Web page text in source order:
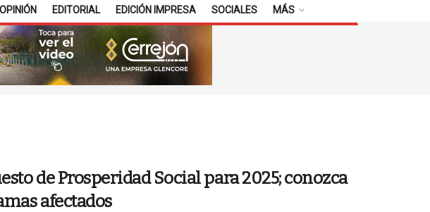
OPINIÓN EDITORIAL EDICIÓN IMPRESA SOCIALES MÁS
de Prosperidad Social para 2025; conozca
afectados